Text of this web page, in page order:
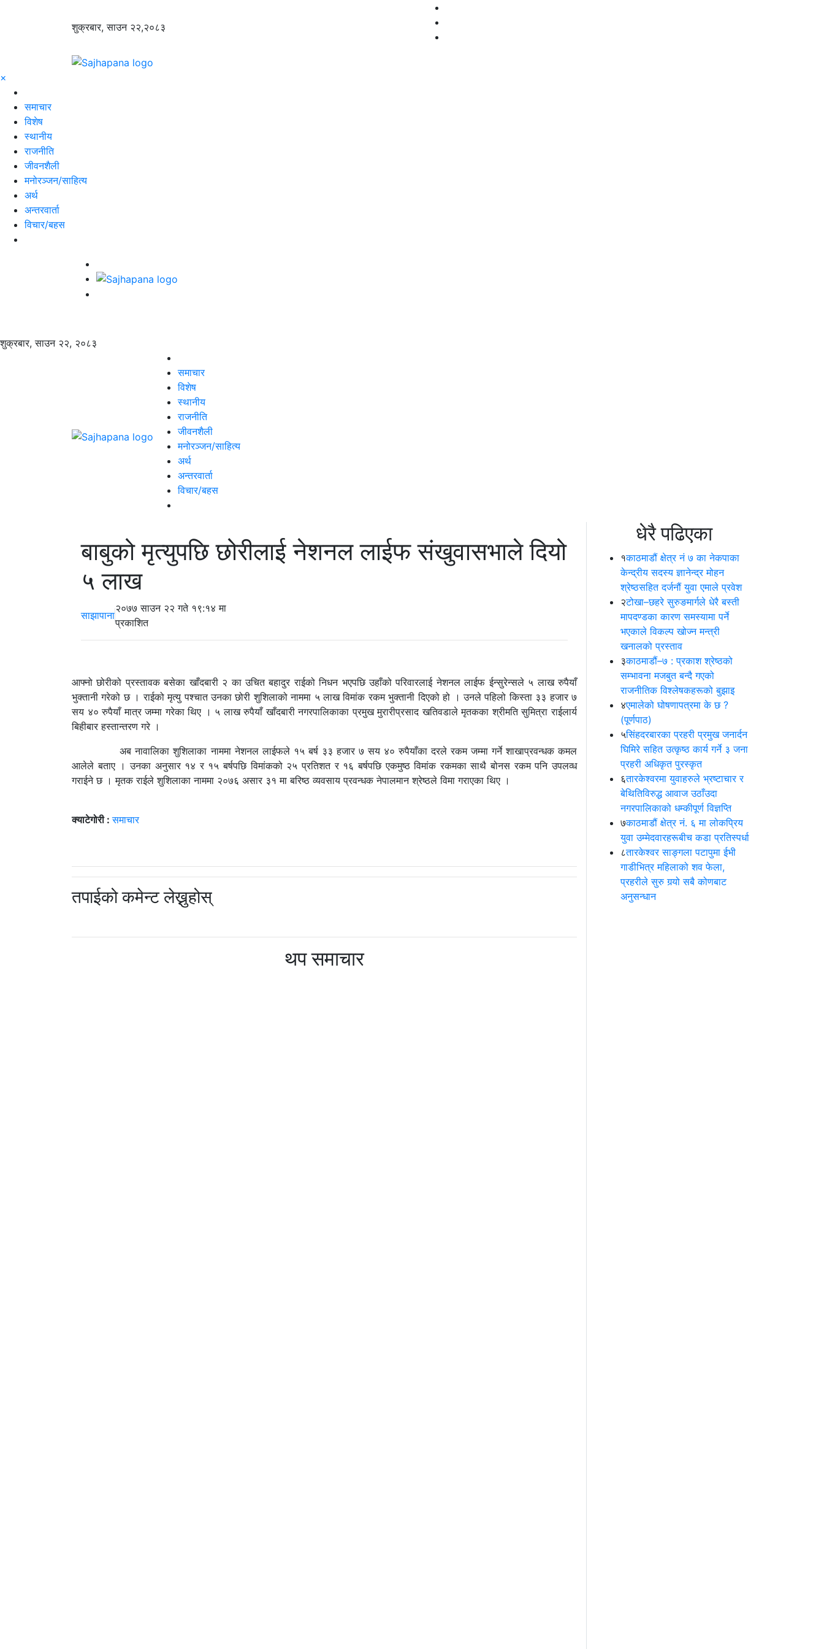
शुक्रबार, साउन २२,२०८३
×
समाचार
विशेष
स्थानीय
राजनीति
जीवनशैली
मनोरञ्जन/साहित्य
अर्थ
अन्तरवार्ता
विचार/बहस
शुक्रबार, साउन २२, २०८३
समाचार
विशेष
स्थानीय
राजनीति
जीवनशैली
मनोरञ्जन/साहित्य
अर्थ
अन्तरवार्ता
विचार/बहस
बाबुको मृत्युपछि छोरीलाई नेशनल लाईफ संखुवासभाले दियो
५ लाख
साझापाना
२०७७ साउन २२ गते १९:१४ मा
प्रकाशित
आफ्नो छोरीको प्रस्तावक बसेका खाँदबारी २ का उचित बहादुर राईको निधन भएपछि उहाँको परिवारलाई नेशनल लाईफ ईन्सुरेन्सले ५ लाख रुपैयाँ
भुक्तानी गरेको छ । राईको मृत्यु पश्चात उनका छोरी शुशिलाको नाममा ५ लाख विमांक रकम भुक्तानी दिएको हो । उनले पहिलो किस्ता ३३ हजार ७
सय ४० रुपैयाँ मात्र जम्मा गरेका थिए । ५ लाख रुपैयाँ खाँदबारी नगरपालिकाका प्रमुख मुरारीप्रसाद खतिवडाले मृतकका श्रीमति सुमित्रा राईलार्य
बिहीबार हस्तान्तरण गरे ।
अब नावालिका शुशिलाका नाममा नेशनल लाईफले १५ बर्ष ३३ हजार ७ सय ४० रुपैयाँका दरले रकम जम्मा गर्ने शाखाप्रवन्धक कमल
आलेले बताए । उनका अनुसार १४ र १५ बर्षपछि विमांकको २५ प्रतिशत र १६ बर्षपछि एकमुष्ठ विमांक रकमका साथै बोनस रकम पनि उपलव्ध
गराईने छ । मृतक राईले शुशिलाका नाममा २०७६ असार ३१ मा बरिष्ठ व्यवसाय प्रवन्धक नेपालमान श्रेष्ठले विमा गराएका थिए ।
क्याटेगोरी :समाचार
तपाईको कमेन्ट लेख्नुहोस्
थप समाचार
धेरै पढिएका
१काठमाडौं क्षेत्र नं ७ का नेकपाका
केन्द्रीय सदस्य ज्ञानेन्द्र मोहन
श्रेष्ठसहित दर्जनौं युवा एमाले प्रवेश
२टोखा–छहरे सुरुङमार्गले धेरै बस्ती
मापदण्डका कारण समस्यामा पर्ने
भएकाले विकल्प खोज्न मन्त्री
खनालको प्रस्ताव
३काठमाडौं–७ : प्रकाश श्रेष्ठको
सम्भावना मजबुत बन्दै गएको
राजनीतिक विश्लेषकहरूको बुझाइ
४एमालेको घोषणापत्रमा के छ ?
(पूर्णपाठ)
५सिंहदरबारका प्रहरी प्रमुख जनार्दन
घिमिरे सहित उत्कृष्ठ कार्य गर्ने ३ जना
प्रहरी अधिकृत पुरस्कृत
६तारकेश्वरमा युवाहरुले भ्रष्टाचार र
बेथितिविरुद्ध आवाज उठाँउदा
नगरपालिकाको धम्कीपूर्ण विज्ञप्ति
७काठमाडौं क्षेत्र नं. ६ मा लोकप्रिय
युवा उम्मेदवारहरूबीच कडा प्रतिस्पर्धा
८तारकेश्वर साङ्गला पटापुमा ईभी
गाडीभित्र महिलाको शव फेला,
प्रहरीले सुरु गर्‍यो सबै कोणबाट
अनुसन्धान